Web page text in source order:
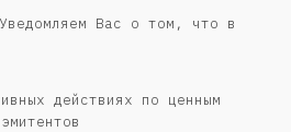
Вас о том, что в
действиях по ценным